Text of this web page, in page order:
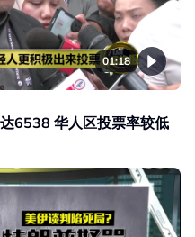
01:18
6538 华人区投票率较低